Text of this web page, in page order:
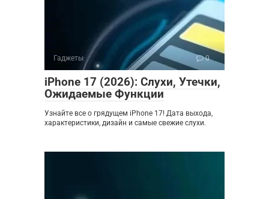
Гаджеты 0
iPhone 17 (2026): Слухи, Утечки,
Ожидаемые Функции
Узнайте все о грядущем iPhone 17! Дата выхода,
характеристики, дизайн и самые свежие слухи.